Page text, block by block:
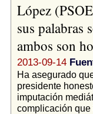
López
sus palabras
ambos son
2013-09-14
Ha asegurado
presidente
imputación
complicación que